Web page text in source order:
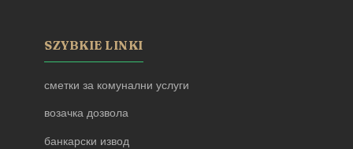
SZYBKIE LINKI
сметки за комунални услуги
возачка дозвола
банкарски извод